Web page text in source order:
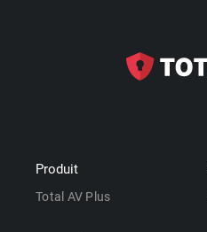
Produit
Total AV Plus